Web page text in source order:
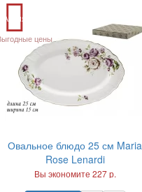
Акция
цены
Овальное блюдо 25 см Maria
Rose Lenardi
Вы экономите 227 р.